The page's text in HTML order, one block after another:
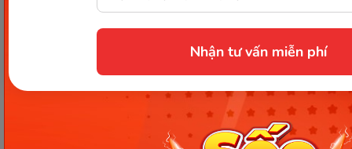
Nhận tư vấn miễn phí
Các Bài Viết Mới Nhất
[Thảo luận] Cơn thịnh nộ (ăn
vạ) của trẻ | Kỷ luật tích cực #17